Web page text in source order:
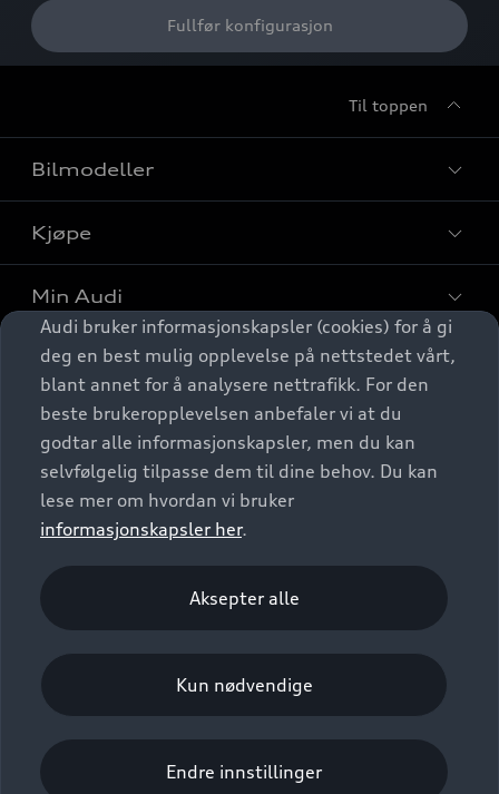
Fullfør konfigurasjon
Til toppen
Bilmodeller
Finn din Audi
Sammenlign bilmodeller
Elbiler
SUV
Stasjonsvogn
Sportback
S/RS
Kjøpe
Kjøpshjelp
Biler på lager
Finn forhandler
Bestill prøvekjøring
Kontakt forhandler
Prislister
Leasing
Bilgarantier
Audi Forsikring
Min Audi
Behold nybilfølelsen
Garantert Audi Service
Audi Originalt tilbehør
Verkstedtjenester
Digitale tjenester
Audi digitale tjenester
Audi connect
Functions on demand
Audi Charging
Kom i gang med myAudi
Logg Inn Bilhold
Audi Norge
Kundeservice
Audi Driving Experience
Nyhetsbrev
Presse
Karriere
Bli sertifisert merkeverksted
Autoretur
© 2026 AUDI NORGE. All Rights Reserved.
Imprint
Ansvarserklæring
Personvern
Informasjonskapsler (cookies)
Informasjon til redningsselskaper (eng)
Juridisk informasjon AUDI AG
Audi bruker informasjonskapsler (cookies) for å gi
deg en best mulig opplevelse på nettstedet vårt,
blant annet for å analysere nettrafikk. For den
beste brukeropplevelsen anbefaler vi at du
godtar alle informasjonskapsler, men du kan
selvfølgelig tilpasse dem til dine behov. Du kan
lese mer om hvordan vi bruker
informasjonskapsler her.
Aksepter alle
Kun nødvendige
Endre innstillinger